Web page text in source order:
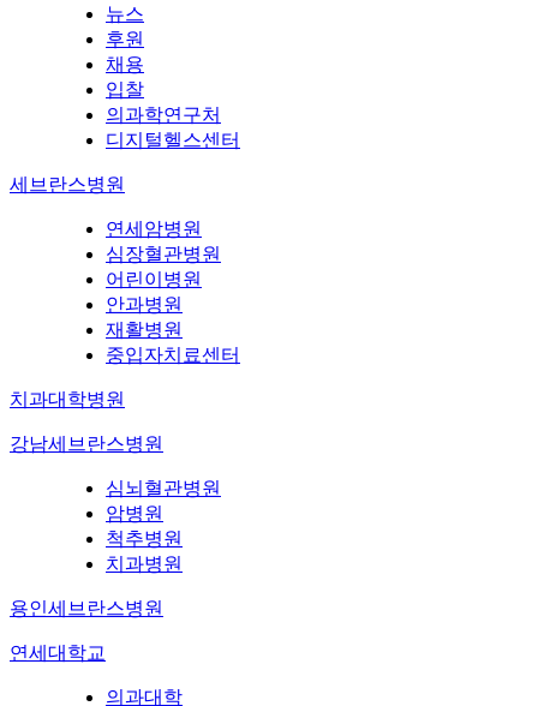
뉴스
후원
채용
입찰
의과학연구처
디지털헬스센터
세브란스병원
연세암병원
심장혈관병원
어린이병원
안과병원
재활병원
중입자치료센터
치과대학병원
강남세브란스병원
심뇌혈관병원
암병원
척추병원
치과병원
용인세브란스병원
연세대학교
의과대학